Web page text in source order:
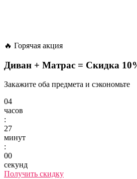
🔥 Горячая акция
Диван + Матрас = Скидка
Закажите оба предмета и сэкономьте
04
часов
:
27
минут
:
00
секунд
Получить скидку